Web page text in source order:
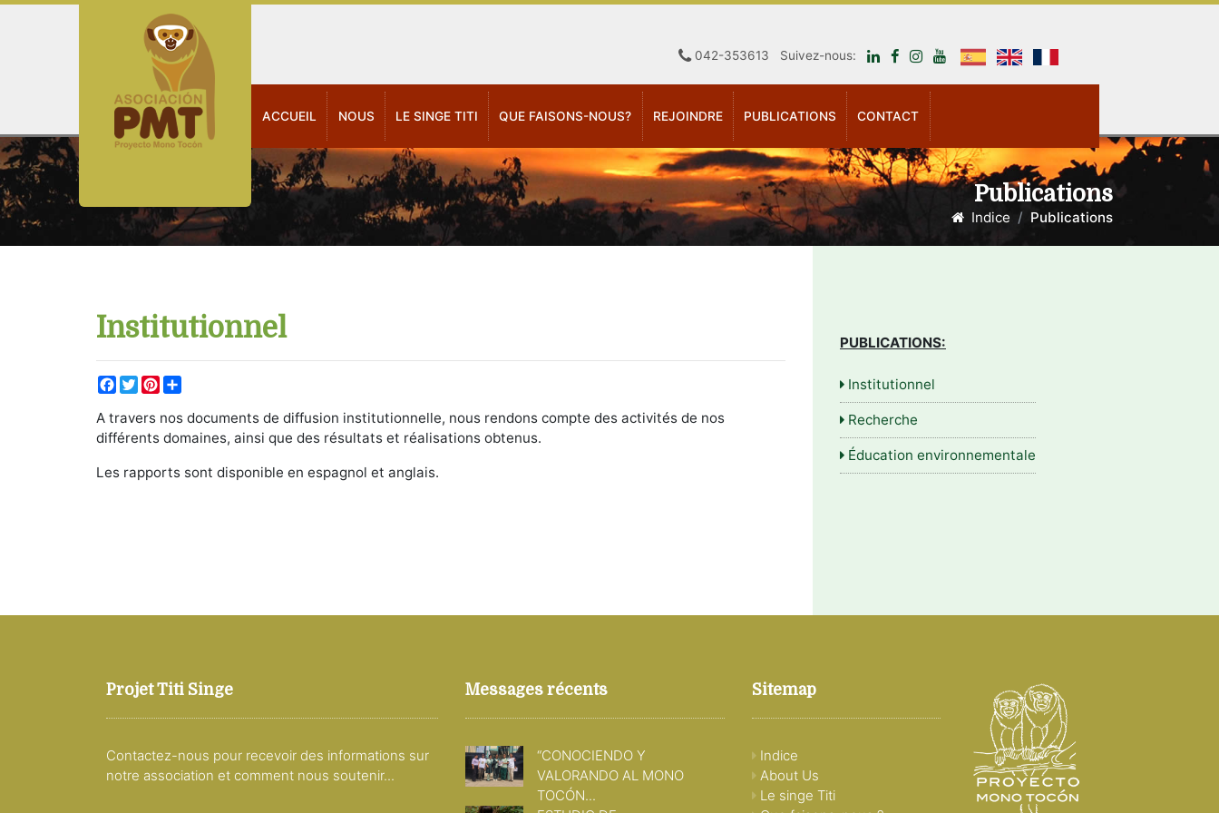
042-353613 Suivez-nous:
ACCUEIL NOUS LE SINGE TITI QUE FAISONS-NOUS? REJOINDRE PUBLICATIONS CONTACT
Publications
Indice Publications
Institutionnel
Facebook
TwitterPinterest
A travers nos documents de diffusion institutionnelle, nous rendons compte des activités de nos
différents domaines, ainsi que des résultats et réalisations obtenus.
Les rapports sont disponible en espagnol et anglais.
PUBLICATIONS:
Institutionnel
Recherche
Éducation environnementale
Projet Titi Singe
Contactez-nous pour recevoir des informations sur
notre association et comment nous soutenir...
Messages récents
“CONOCIENDO Y
VALORANDO AL MONO
TOCÓN...
Sitemap
Indice
About Us
Le singe Titi